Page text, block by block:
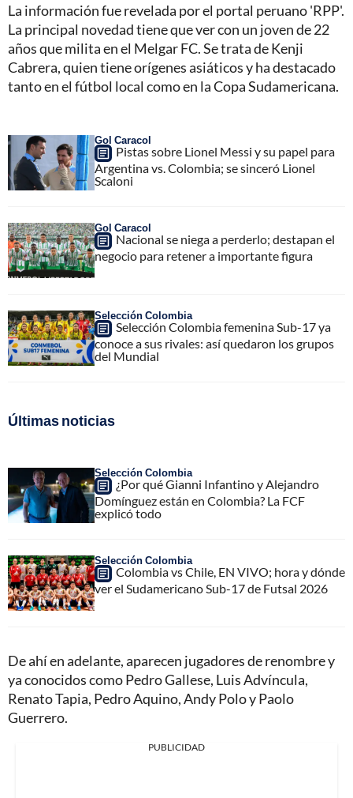
La información fue revelada por el portal peruano 'RPP'.
La principal novedad tiene que ver con un joven de 22
años que milita en el Melgar FC. Se trata de Kenji
Cabrera, quien tiene orígenes asiáticos y ha destacado
tanto en el fútbol local como en la Copa Sudamericana.
Gol Caracol
Pistas sobre Lionel Messi y su papel para
Argentina vs. Colombia; se sinceró Lionel
Scaloni
Gol Caracol
Nacional se niega a perderlo; destapan el
negocio para retener a importante figura
Selección Colombia
Selección Colombia femenina Sub-17 ya
conoce a sus rivales: así quedaron los grupos
del Mundial
Últimas noticias
Selección Colombia
¿Por qué Gianni Infantino y Alejandro
Domínguez están en Colombia? La FCF
explicó todo
Selección Colombia
Colombia vs Chile, EN VIVO; hora y dónde
ver el Sudamericano Sub-17 de Futsal 2026
De ahí en adelante, aparecen jugadores de renombre y
ya conocidos como Pedro Gallese, Luis Advíncula,
Renato Tapia, Pedro Aquino, Andy Polo y Paolo
Guerrero.
PUBLICIDAD